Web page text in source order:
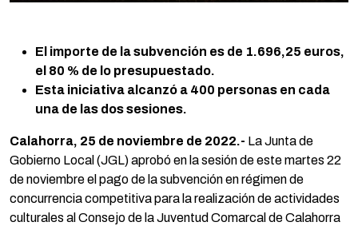
El importe de la subvención es de 1.696,25 euros,
el 80 % de lo presupuestado.
Esta iniciativa alcanzó a 400 personas en cada
una de las dos sesiones.
Calahorra, 25 de noviembre de 2022.- La Junta de
Gobierno Local (JGL) aprobó en la sesión de este martes 22
de noviembre el pago de la subvención en régimen de
concurrencia competitiva para la realización de actividades
culturales al Consejo de la Juventud Comarcal de Calahorra